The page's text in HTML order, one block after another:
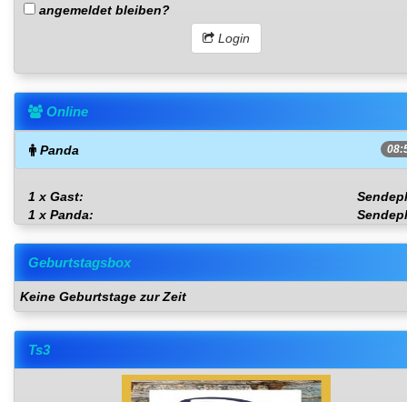
angemeldet bleiben?
Login
Online
Panda
1 x Gast:
1 x Panda:
Geburtstagsbox
Keine Geburtstage zur Zeit
Ts3